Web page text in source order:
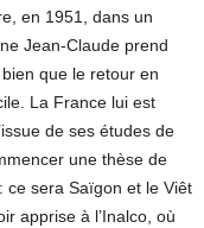
en 1951, dans un
Jean-Claude prend
que le retour en
La France lui est
de ses études de
une thèse de
ce sera Saïgon et le Viêt
apprise à l’Inalco, où